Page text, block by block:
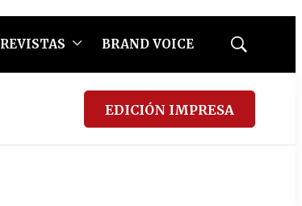
REVISTAS BRAND VOICE
Mostrar
EDICIÓN IMPRESA